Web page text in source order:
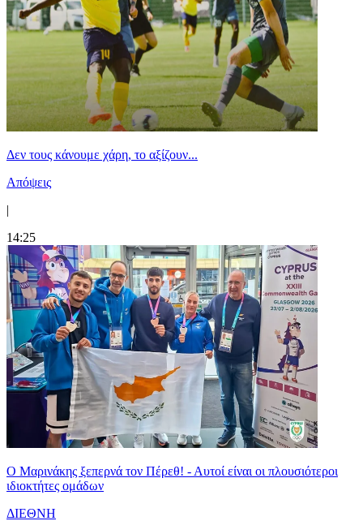
Δεν τους κάνουμε χάρη, το αξίζουν...
Απόψεις
|
14:25
Ο Μαρινάκης ξεπερνά τον Πέρεθ! - Αυτοί είναι οι πλουσιότεροι
ιδιοκτήτες ομάδων
ΔΙΕΘΝΗ